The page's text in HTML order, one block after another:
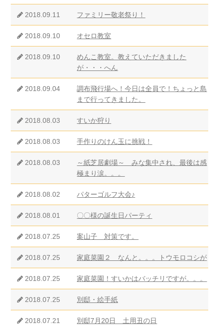
2018.09.11 ファミリー敬老祭り！
2018.09.10 オセロ教室
2018.09.10
めんこ教室。教えていただきました
が・・・へん
2018.09.04
調布飛行場へ！今日は全員で！ちょっと島
まで行ってきました。
2018.08.03 すいか狩り
2018.08.03 手作りのけん玉に挑戦！
2018.08.03
～紙芝居劇場～ みな集中され、最後は感
極まり涙。。。
2018.08.02 パターゴルフ大会♪
2018.08.01 〇〇様の誕生日パーティ
2018.07.25 案山子 対策です。
2018.07.25 家庭菜園２ なんと。。。トウモロコシが
2018.07.25 家庭菜園！すいかはバッチリですが。。。
2018.07.25 別邸・絵手紙
2018.07.21 別邸7月20日 土用丑の日